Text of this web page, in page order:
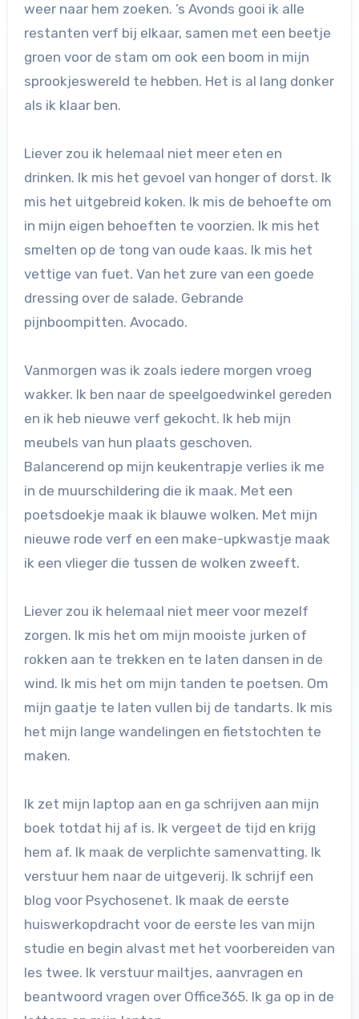
weer naar hem zoeken. ’s Avonds gooi ik alle
restanten verf bij elkaar, samen met een beetje
groen voor de stam om ook een boom in mijn
sprookjeswereld te hebben. Het is al lang donker
als ik klaar ben.
Liever zou ik helemaal niet meer eten en
drinken. Ik mis het gevoel van honger of dorst. Ik
mis het uitgebreid koken. Ik mis de behoefte om
in mijn eigen behoeften te voorzien. Ik mis het
smelten op de tong van oude kaas. Ik mis het
vettige van fuet. Van het zure van een goede
dressing over de salade. Gebrande
pijnboompitten. Avocado.
Vanmorgen was ik zoals iedere morgen vroeg
wakker. Ik ben naar de speelgoedwinkel gereden
en ik heb nieuwe verf gekocht. Ik heb mijn
meubels van hun plaats geschoven.
Balancerend op mijn keukentrapje verlies ik me
in de muurschildering die ik maak. Met een
poetsdoekje maak ik blauwe wolken. Met mijn
nieuwe rode verf en een make-upkwastje maak
ik een vlieger die tussen de wolken zweeft.
Liever zou ik helemaal niet meer voor mezelf
zorgen. Ik mis het om mijn mooiste jurken of
rokken aan te trekken en te laten dansen in de
wind. Ik mis het om mijn tanden te poetsen. Om
mijn gaatje te laten vullen bij de tandarts. Ik mis
het mijn lange wandelingen en fietstochten te
maken.
Ik zet mijn laptop aan en ga schrijven aan mijn
boek totdat hij af is. Ik vergeet de tijd en krijg
hem af. Ik maak de verplichte samenvatting. Ik
verstuur hem naar de uitgeverij. Ik schrijf een
blog voor Psychosenet. Ik maak de eerste
huiswerkopdracht voor de eerste les van mijn
studie en begin alvast met het voorbereiden van
les twee. Ik verstuur mailtjes, aanvragen en
beantwoord vragen over Office365. Ik ga op in de